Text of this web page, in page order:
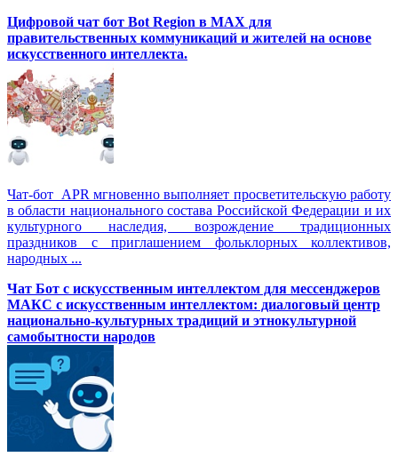
Цифровой чат бот Вot Region в MAX для
правительственных коммуникаций и жителей на основе
искусственного интеллекта.
Чат-бот APR мгновенно выполняет просветительскую работу
в области национального состава Российской Федерации и их
культурного наследия, возрождение традиционных
праздников с приглашением фольклорных коллективов,
народных ...
Чат Бот с искусственным интеллектом для мессенджеров
МАКС с искусственным интеллектом: диалоговый центр
национально-культурных традиций и этнокультурной
самобытности народов